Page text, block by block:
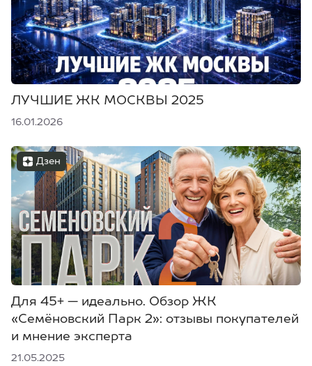
ЛУЧШИЕ ЖК МОСКВЫ 2025
16.01.2026
Дзен
Для 45+ — идеально. Обзор ЖК
«Семёновский Парк 2»: отзывы покупателей
и мнение эксперта
21.05.2025